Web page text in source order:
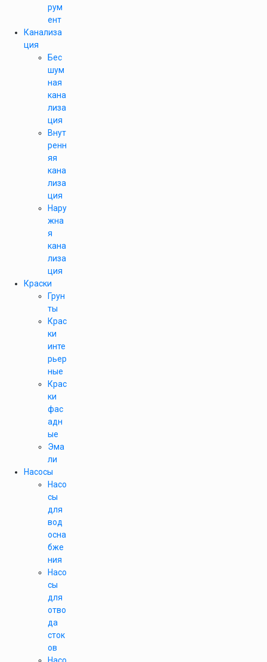
рум
ент
Канализа
ция
Бес
шум
ная
кана
лиза
ция
Внут
ренн
яя
кана
лиза
ция
Нару
жна
я
кана
лиза
ция
Краски
Грун
ты
Крас
ки
инте
рьер
ные
Крас
ки
фас
адн
ые
Эма
ли
Насосы
Насо
сы
для
вод
осна
бже
ния
Насо
сы
для
отво
да
сток
ов